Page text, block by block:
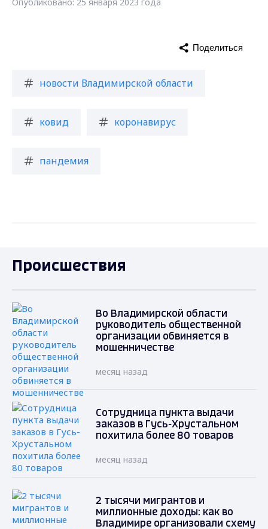
новости Владимирской области
ковид коронавирус
пандемия
Поделиться
Происшествия
Во Владимирской области
руководитель общественной
организации обвиняется в
мошенничестве
месяц назад
Сотрудница пункта выдачи
заказов в Гусь-Хрустальном
похитила более 80 товаров
месяц назад
2 тысячи мигрантов и
миллионные доходы: как во
Владимире организовали схему